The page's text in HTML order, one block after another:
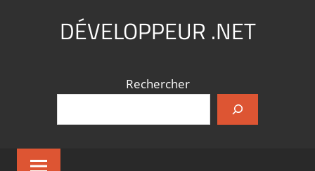
DÉVELOPPEUR .NET
Rechercher